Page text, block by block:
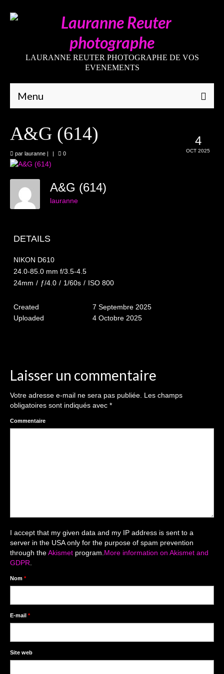
LAURANNE REUTER PHOTOGRAPHE DE VOS
EVENEMENTS
Menu
Mariages
Grossesses
Nouveaux-nés
Enfants
les 8 – 17 ans
Reportages / Nature morte
Galeries Privées
séance du 25.04.26
Cartes de remerciement
Photomontages
Prestations
Contact
Décors studio / Tenues / Accessoires
4
OCT 2025
A&G (614)
par lauranne | | 0
A&G (614)
lauranne
DETAILS
NIKON D610
24.0-85.0 mm f/3.5-4.5
24mm / ƒ/4.0 / 1/60s / ISO 800
Created
7 Septembre 2025
Uploaded
4 Octobre 2025
Laisser un commentaire
Votre adresse e-mail ne sera pas publiée. Les champs
obligatoires sont indiqués avec *
Commentaire
I accept that my given data and my IP address is sent to a
server in the USA only for the purpose of spam prevention
through theAkismet program.More information on Akismet and
GDPR.
Nom *
E-mail *
Site web